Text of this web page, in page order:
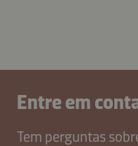
Entre em
Tem perguntas